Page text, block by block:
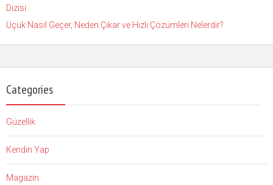
Dizisi
Uçuk Nasıl Geçer, Neden Çıkar ve Hızlı Çözümleri Nelerdir?
Categories
Güzellik
Kendin Yap
Magazin